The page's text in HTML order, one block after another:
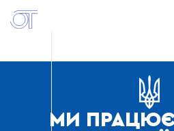
МИ